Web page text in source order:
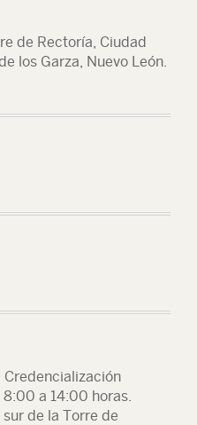
de Rectoría, Ciudad
los Garza, Nuevo León.
Credencialización
8:00 a 14:00 horas.
de la Torre de